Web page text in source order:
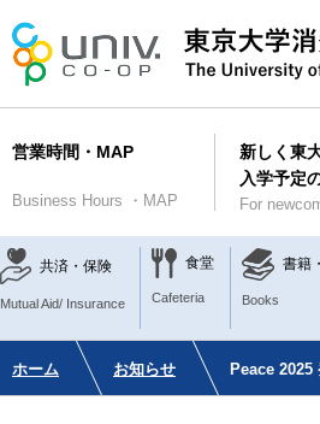
営業時間・MAP
Business Hours ・MAP
新しく東
入学予定
For
共済・保険
Mutual Aid/ Insurance
食堂
Cafeteria
書籍
Books
ホーム お知らせ Peace 2025